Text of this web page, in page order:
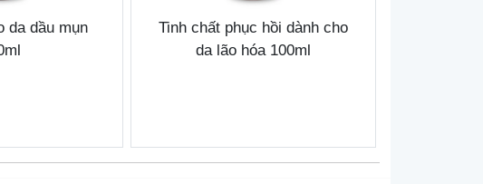
da dầu mụn
Tinh chất phục hồi dành cho
da lão hóa 100ml